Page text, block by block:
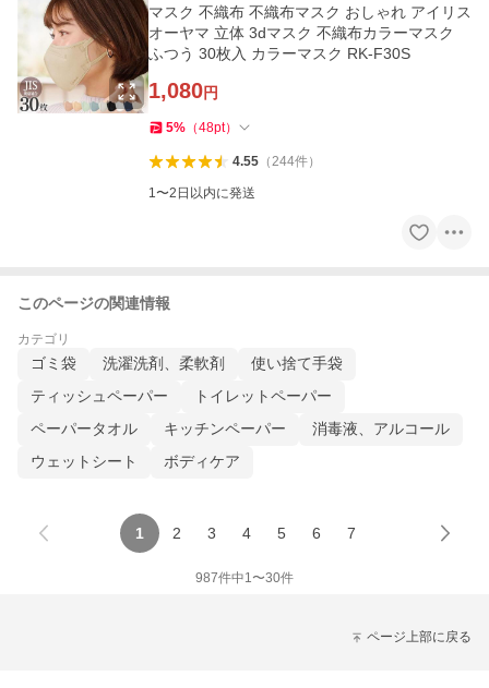
マスク 不織布 不織布マスク おしゃれ アイリス
オーヤマ 立体 3dマスク 不織布カラーマスク
ふつう 30枚入 カラーマスク RK-F30S
1,080円
5% （48pt）
4.55（244件）
1〜2日以内に発送
このページの関連情報
カテゴリ
ゴミ袋 洗濯洗剤、柔軟剤
使い捨て手袋
ティッシュペーパー
トイレットペーパー
ペーパータオル
キッチンペーパー
消毒液、アルコール
ウェットシート
ボディケア
1 2 3 4 5 6 7
987件中1〜30件
ページ上部に戻る